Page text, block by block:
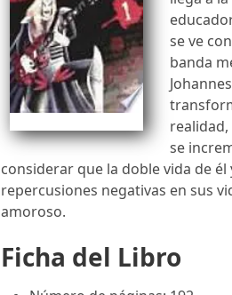
se ve
banda
se
considerar que la doble vida de
repercusiones negativas en sus
amoroso.
Ficha del Libro